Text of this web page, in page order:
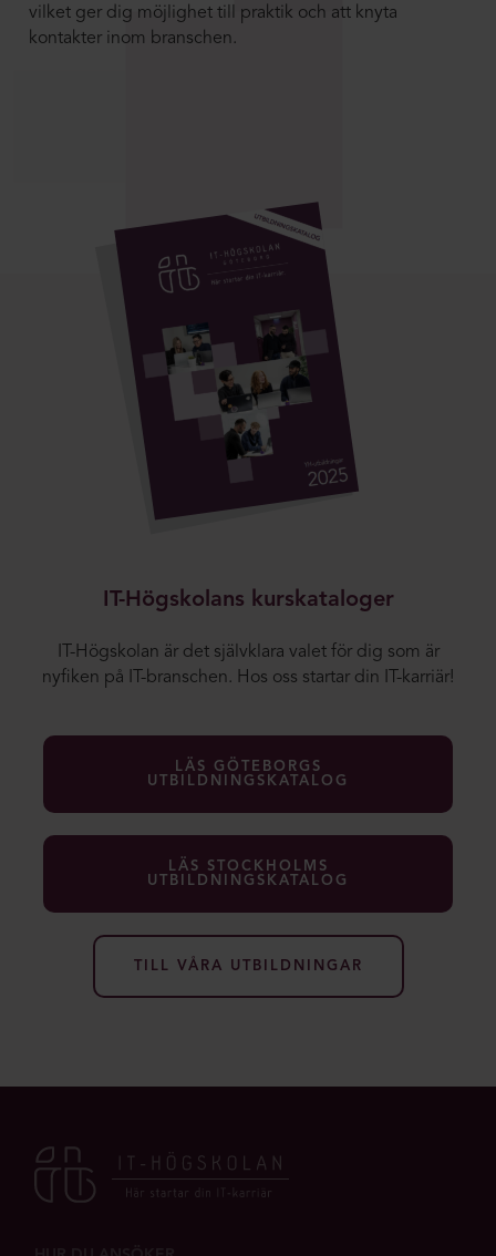
vilket ger dig möjlighet till praktik och att knyta
kontakter inom branschen.
IT-Högskolans kurskataloger
IT-Högskolan är det självklara valet för dig som är
nyfiken på IT-branschen. Hos oss startar din IT-karriär!
LÄS GÖTEBORGS
UTBILDNINGSKATALOG
LÄS STOCKHOLMS
UTBILDNINGSKATALOG
TILL VÅRA UTBILDNINGAR